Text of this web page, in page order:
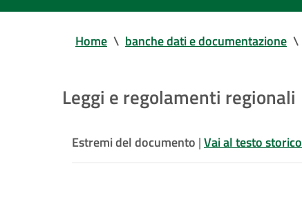
Home \ banche dati e documentazione \
Leggi e regolamenti regionali
Estremi del documento |Vai al testo storico